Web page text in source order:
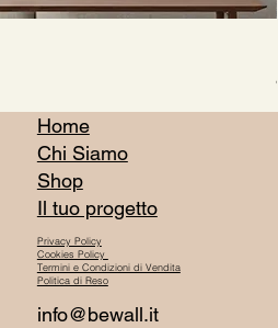
Home
Chi Siamo
Shop
Il tuo progetto
Privacy Policy
Cookies Policy
Termini e Condizioni di Vendita
Politica di Reso
info@bewall.it